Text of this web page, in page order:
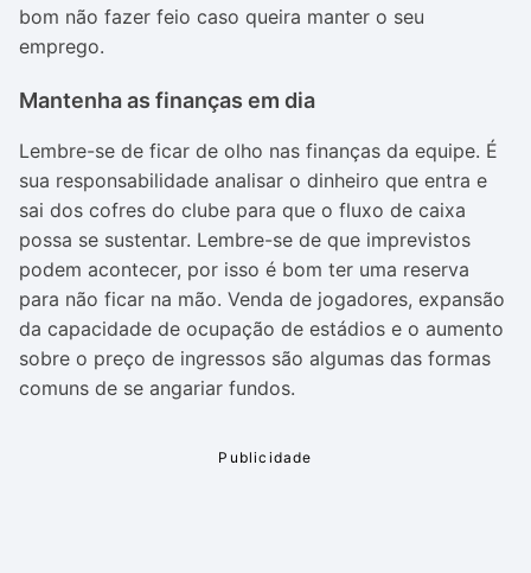
bom não fazer feio caso queira manter o seu
emprego.
Mantenha as finanças em dia
Lembre-se de ficar de olho nas finanças da equipe. É
sua responsabilidade analisar o dinheiro que entra e
sai dos cofres do clube para que o fluxo de caixa
possa se sustentar. Lembre-se de que imprevistos
podem acontecer, por isso é bom ter uma reserva
para não ficar na mão. Venda de jogadores, expansão
da capacidade de ocupação de estádios e o aumento
sobre o preço de ingressos são algumas das formas
comuns de se angariar fundos.